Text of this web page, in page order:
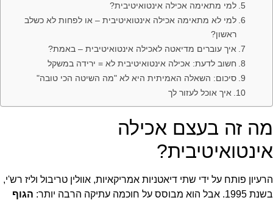
למי מתאימה אכילה אינטואיטיבית?
למי לא מתאימה אכילה אינטואיטיבית – או לפחות לא כשלב
ראשון?
איך עוברים מדיאטה לאכילה אינטואיטיבית – באמת?
חשוב לדעת: אכילה אינטואיטיבית לא = ירידה במשקל
סיכום: השאלה האמיתית היא לא "מה השיטה הכי טובה"
איך אוכל לעזור לך
מה זה בעצם אכילה
אינטואיטיבית?
הרעיון פותח על ידי שתי דיאטניות אמריקאיות, אוולין טריבול וליז רש'י,
בשנת 1995. אבל הוא מבוסס על חוכמה עתיקה הרבה יותר:
הגוף